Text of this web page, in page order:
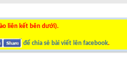
liên kết bên dưới).
để chia sẻ bài viết lên facebook.